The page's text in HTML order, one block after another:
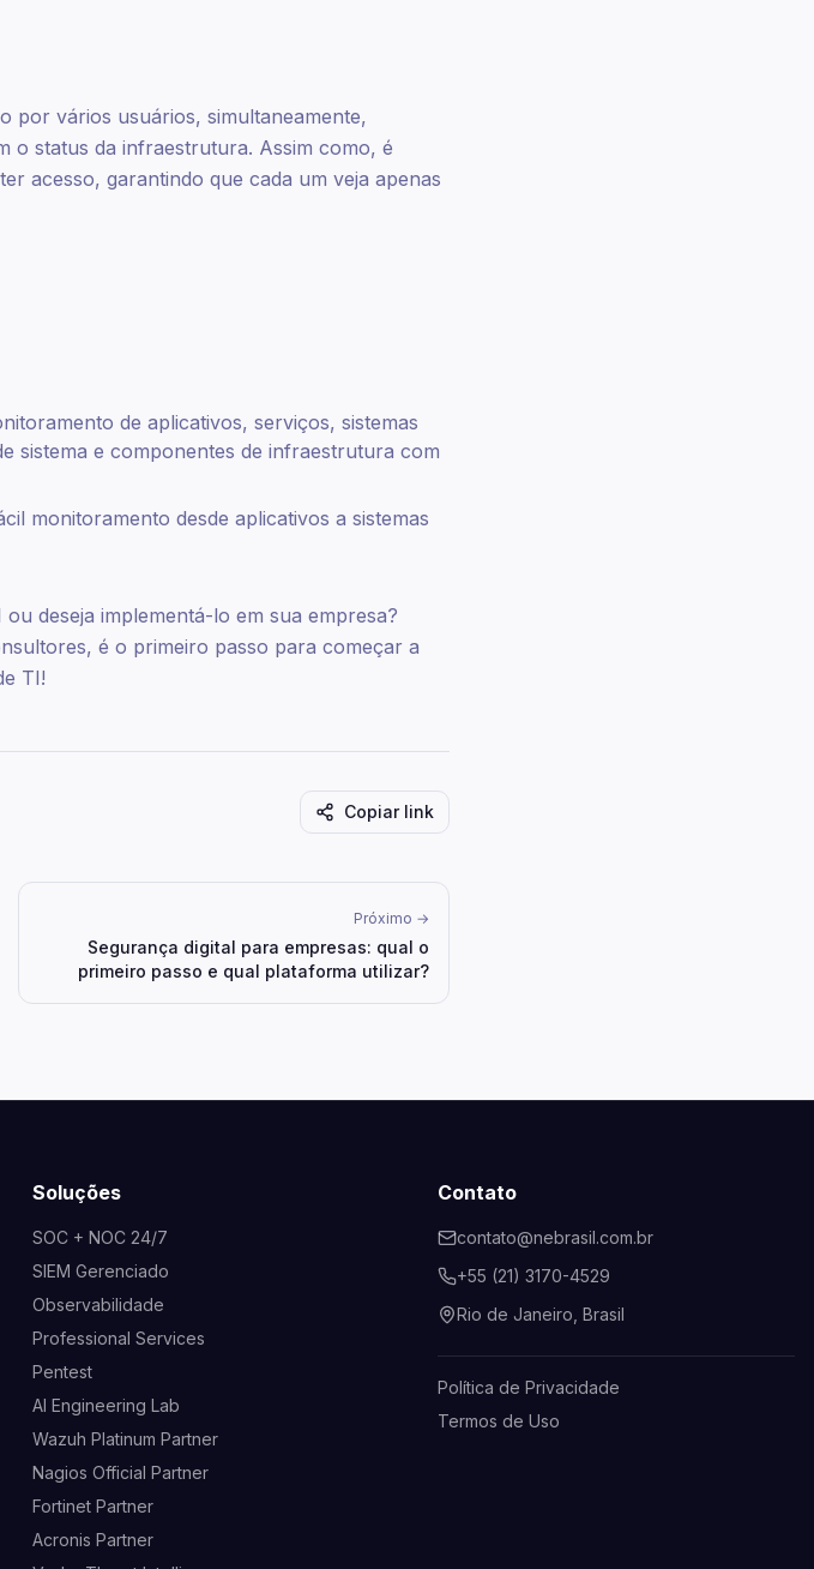
por vários usuários, simultaneamente,
o status da infraestrutura. Assim como, é
acesso, garantindo que cada um veja apenas
de aplicativos, serviços, sistemas
sistema e componentes de infraestrutura com
monitoramento desde aplicativos a sistemas
deseja implementá-lo em sua empresa?
é o primeiro passo para começar a
TI!
Copiar link
Próximo →
Segurança digital para empresas: qual o
primeiro passo e qual plataforma utilizar?
Soluções
SOC + NOC 24/7
SIEM Gerenciado
Observabilidade
Professional Services
Pentest
AI Engineering Lab
Wazuh Platinum Partner
Nagios Official Partner
Fortinet Partner
Acronis Partner
Contato
contato@nebrasil.com.br
+55 (21) 3170-4529
Rio de Janeiro, Brasil
Política de Privacidade
Termos de Uso